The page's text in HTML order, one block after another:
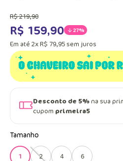
R$219,90
R$ 159,90 27%
Em até 2xR$ 79,95 sem juros
Desconto de 5%na sua
cupom primeira5
Tamanho
1 2 4 6